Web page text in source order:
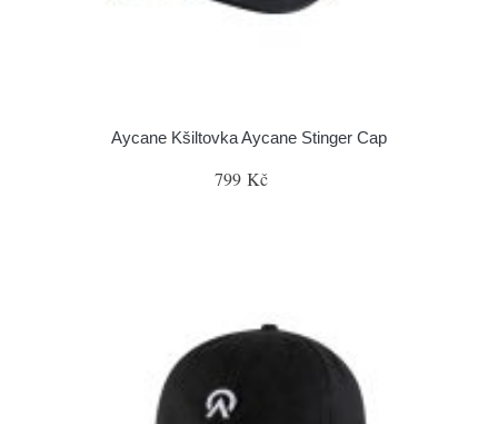
Aycane Kšiltovka Aycane Stinger Cap
799 Kč